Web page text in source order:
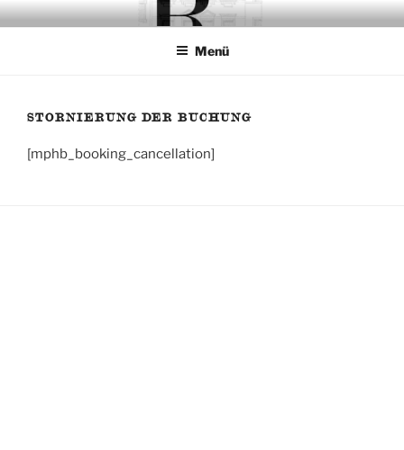
Zum
InhaltRELAX YOURSELF
Ihr vorübergehendes Zuhause fern der Heimat
Menü
STORNIERUNG DER BUCHUNG
[mphb_booking_cancellation]